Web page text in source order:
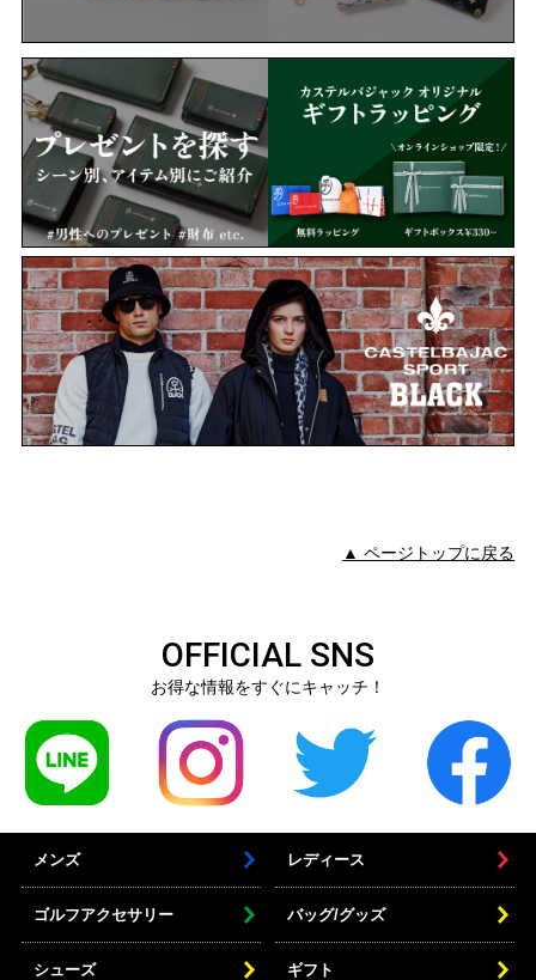
▲ ページトップに戻る
OFFICIAL SNS
お得な情報をすぐにキャッチ！
メンズ レディース
ゴルフアクセサリー バッグ/グッズ
シューズ ギフト